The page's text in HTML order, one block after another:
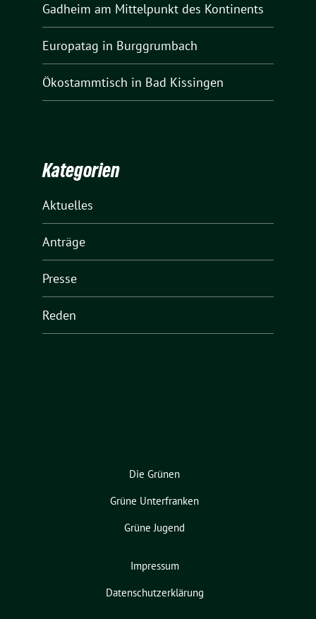
Gadheim am Mittelpunkt des Kontinents
Europatag in Burggrumbach
Ökostammtisch in Bad Kissingen
Kategorien
Aktuelles
Anträge
Presse
Reden
Die Grünen
Grüne Unterfranken
Grüne Jugend
Impressum
Datenschutzerklärung